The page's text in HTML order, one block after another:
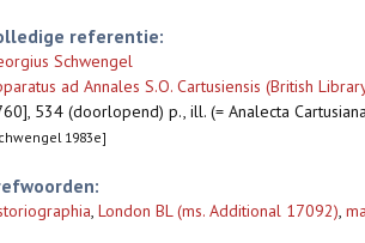
referentie:
Schwengel
ad Annales S.O. Cartusiensis (British
534 (doorlopend) p., ill. (= Analecta
1983e]
, London BL (ms. Additional 17092),